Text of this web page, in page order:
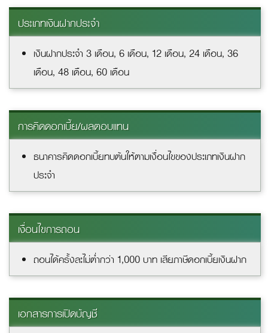
ประเภทเงินฝากประจำ
เงินฝากประจำ 3 เดือน, 6 เดือน, 12 เดือน, 24 เดือน, 36
เดือน, 48 เดือน, 60 เดือน
การคิดดอกเบี้ย/ผลตอบแทน
ธนาคารคิดดอกเบี้ยทบต้นให้ตามเงื่อนไขของประเภทเงินฝาก
ประจำ
เงื่อนไขการถอน
ถอนได้ครั้งละไม่ต่ำกว่า 1,000 บาท เสียภาษีดอกเบี้ยเงินฝาก
เอกสารการเปิดบัญชี